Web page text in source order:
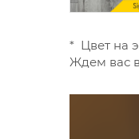
* Цвет на
Ждем вас